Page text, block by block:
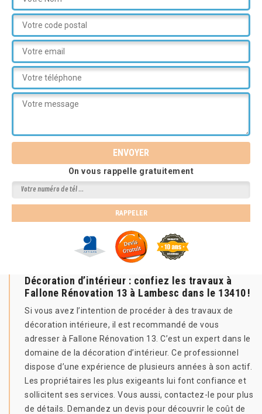
On vous rappelle gratuitement
Décoration d’intérieur : confiez les travaux à
Fallone Rénovation 13 à Lambesc dans le 13410 !
Si vous avez l’intention de procéder à des travaux de
décoration intérieure, il est recommandé de vous
adresser à Fallone Rénovation 13. C’est un expert dans le
domaine de la décoration d’intérieur. Ce professionnel
dispose d’une expérience de plusieurs années à son actif.
Les propriétaires les plus exigeants lui font confiance et
sollicitent ses services. Vous aussi, contactez-le pour plus
de détails. Demandez un devis pour découvrir le coût de